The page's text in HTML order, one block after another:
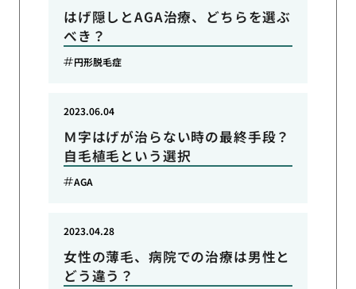
はげ隠しとAGA治療、どちらを選ぶ
べき？
円形脱毛症
Ｍ字はげが治らない時の最終手段？
自毛植毛という選択
2023.06.04
AGA
女性の薄毛、病院での治療は男性と
どう違う？
2023.04.28